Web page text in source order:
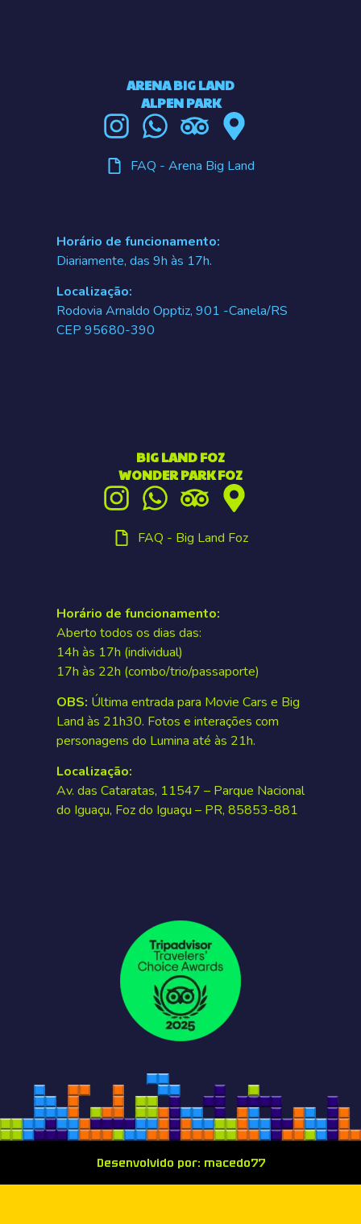
ARENA BIG LAND
ALPEN PARK
FAQ - Arena Big Land
Horário de funcionamento:
Diariamente, das 9h às 17h.
Localização:
Rodovia Arnaldo Opptiz, 901 -Canela/RS
CEP 95680-390
BIG LAND FOZ
WONDER PARK FOZ
FAQ - Big Land Foz
Horário de funcionamento:
Aberto todos os dias das:
14h às 17h (individual)
17h às 22h (combo/trio/passaporte)
OBS: Última entrada para Movie Cars e Big
Land às 21h30. Fotos e interações com
personagens do Lumina até às 21h.
Localização:
Av. das Cataratas, 11547 – Parque Nacional
do Iguaçu, Foz do Iguaçu – PR, 85853-881
Desenvolvido por: macedo77